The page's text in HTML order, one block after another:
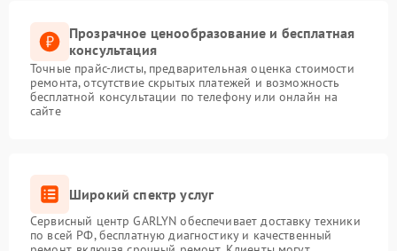
Прозрачное ценообразование и бесплатная
консультация
Точные прайс-листы, предварительная оценка стоимости
ремонта, отсутствие скрытых платежей и возможность
бесплатной консультации по телефону или онлайн на
сайте
Широкий спектр услуг
Сервисный центр GARLYN обеспечивает доставку техники
по всей РФ, бесплатную диагностику и качественный